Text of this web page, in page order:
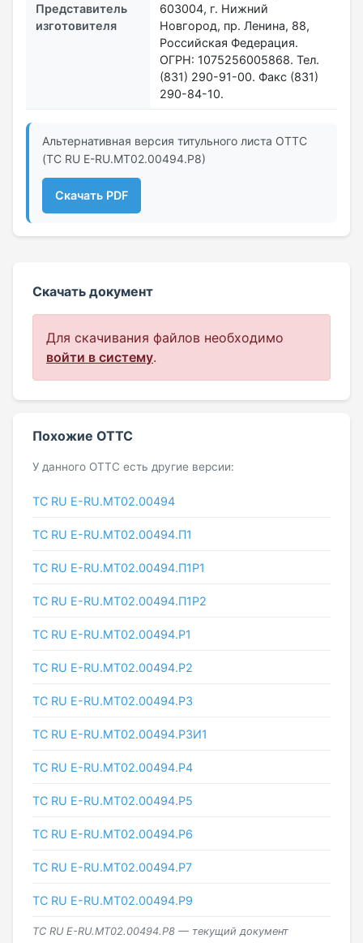
Представитель
изготовителя
603004, г. Нижний
Новгород, пр. Ленина, 88,
Российская Федерация.
ОГРН: 1075256005868. Тел.
(831) 290-91-00. Факс (831)
290-84-10.
Альтернативная версия титульного листа ОТТС
(ТС RU Е-RU.МТ02.00494.Р8)
Скачать PDF
Скачать документ
Для скачивания файлов необходимо
войти в систему.
Похожие ОТТС
У данного ОТТС есть другие версии:
ТС RU Е-RU.МТ02.00494
ТС RU Е-RU.МТ02.00494.П1
ТС RU Е-RU.МТ02.00494.П1Р1
ТС RU Е-RU.МТ02.00494.П1Р2
ТС RU Е-RU.МТ02.00494.Р1
ТС RU Е-RU.МТ02.00494.Р2
ТС RU Е-RU.МТ02.00494.Р3
ТС RU Е-RU.МТ02.00494.Р3И1
ТС RU Е-RU.МТ02.00494.Р4
ТС RU Е-RU.МТ02.00494.Р5
ТС RU Е-RU.МТ02.00494.Р6
ТС RU Е-RU.МТ02.00494.Р7
ТС RU Е-RU.МТ02.00494.Р9
ТС RU Е-RU.МТ02.00494.Р8 — текущий документ